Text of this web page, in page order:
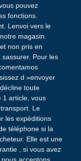
pouvez
fonctions.
Lenvoi vers le
magasin.
non pris en
Pour les
d »envoyer
toute
1 article, vous
Le
les expéditions
téléphone si la
Elle est une
, si vous avez